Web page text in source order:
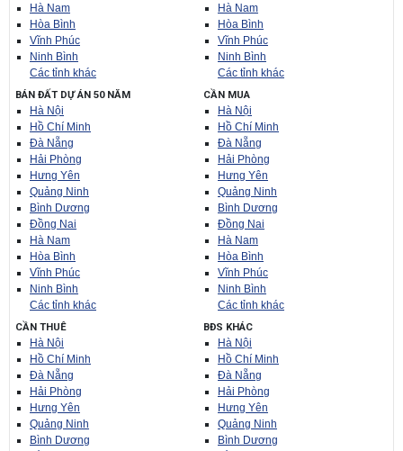
Hà Nam
Hòa Bình
Vĩnh Phúc
Ninh Bình
Các tỉnh khác
Hà Nam
Hòa Bình
Vĩnh Phúc
Ninh Bình
Các tỉnh khác
BÁN ĐẤT DỰ ÁN 50 NĂM
Hà Nội
Hồ Chí Minh
Đà Nẵng
Hải Phòng
Hưng Yên
Quảng Ninh
Bình Dương
Đồng Nai
Hà Nam
Hòa Bình
Vĩnh Phúc
Ninh Bình
Các tỉnh khác
CẦN MUA
Hà Nội
Hồ Chí Minh
Đà Nẵng
Hải Phòng
Hưng Yên
Quảng Ninh
Bình Dương
Đồng Nai
Hà Nam
Hòa Bình
Vĩnh Phúc
Ninh Bình
Các tỉnh khác
CẦN THUÊ
Hà Nội
Hồ Chí Minh
Đà Nẵng
Hải Phòng
Hưng Yên
Quảng Ninh
Bình Dương
BĐS KHÁC
Hà Nội
Hồ Chí Minh
Đà Nẵng
Hải Phòng
Hưng Yên
Quảng Ninh
Bình Dương